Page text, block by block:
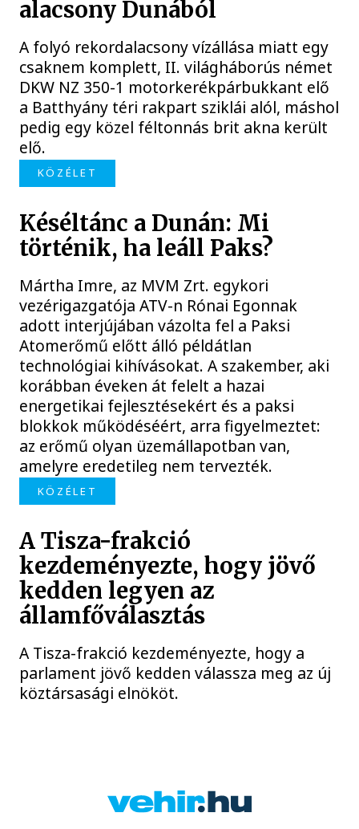
alacsony Dunából
A folyó rekordalacsony vízállása miatt egy
csaknem komplett, II. világháborús német
DKW NZ 350-1 motorkerékpárbukkant elő
a Batthyány téri rakpart sziklái alól, máshol
pedig egy közel féltonnás brit akna került
elő.
KÖZÉLET
Késéltánc a Dunán: Mi
történik, ha leáll Paks?
Mártha Imre, az MVM Zrt. egykori
vezérigazgatója ATV-n Rónai Egonnak
adott interjújában vázolta fel a Paksi
Atomerőmű előtt álló példátlan
technológiai kihívásokat. A szakember, aki
korábban éveken át felelt a hazai
energetikai fejlesztésekért és a paksi
blokkok működéséért, arra figyelmeztet:
az erőmű olyan üzemállapotban van,
amelyre eredetileg nem tervezték.
KÖZÉLET
A Tisza-frakció
kezdeményezte, hogy jövő
kedden legyen az
államfőválasztás
A Tisza-frakció kezdeményezte, hogy a
parlament jövő kedden válassza meg az új
köztársasági elnököt.